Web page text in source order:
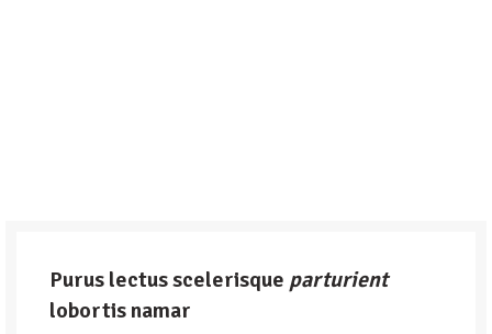
Purus lectus scelerisque parturient
lobortis namar